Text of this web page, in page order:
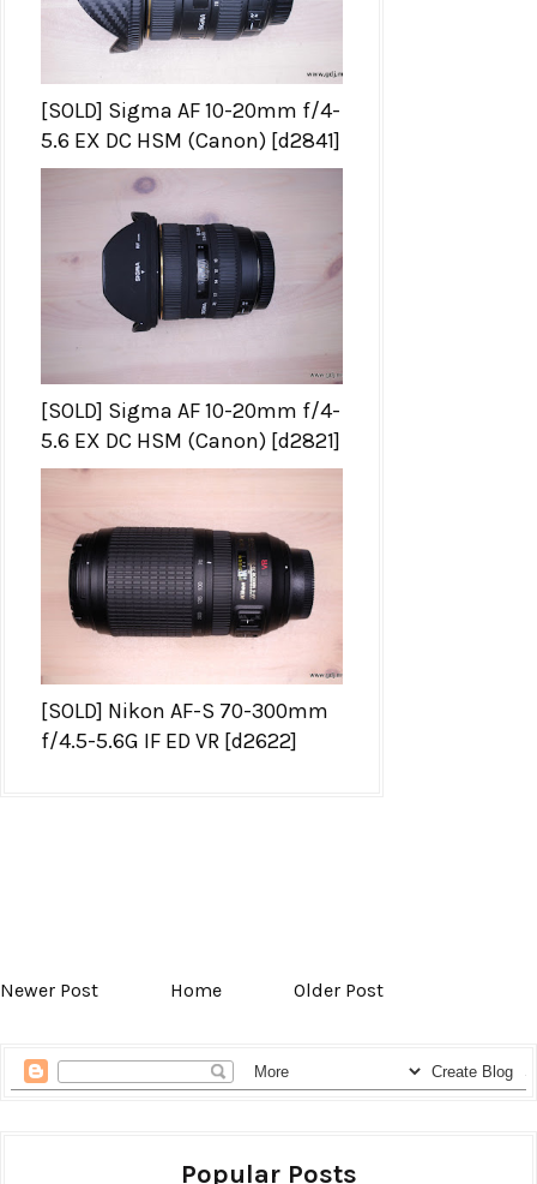
[SOLD] Sigma AF 10-20mm f/4-
5.6 EX DC HSM (Canon) [d2841]
[SOLD] Sigma AF 10-20mm f/4-
5.6 EX DC HSM (Canon) [d2821]
[SOLD] Nikon AF-S 70-300mm
f/4.5-5.6G IF ED VR [d2622]
Newer Post Home Older Post
Popular Posts